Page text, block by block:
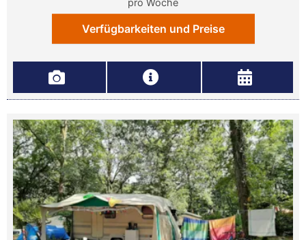
pro Woche
Verfügbarkeiten und Preise